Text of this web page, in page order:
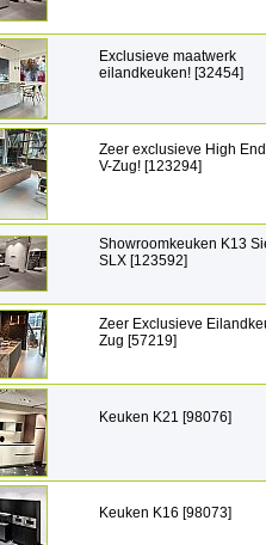
Exclusieve maatwerk
eilandkeuken! [32454]
Zeer exclusieve High
V-Zug! [123294]
Showroomkeuken K13
SLX [123592]
Zeer Exclusieve
Zug [57219]
Keuken K21 [98076]
Keuken K16 [98073]